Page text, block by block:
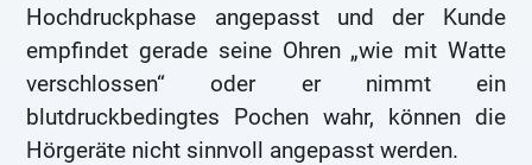
Hochdruckphase angepasst und der Kunde
empfindet gerade seine Ohren „wie mit Watte
verschlossen“ oder er nimmt ein
blutdruckbedingtes Pochen wahr, können die
Hörgeräte nicht sinnvoll angepasst werden.